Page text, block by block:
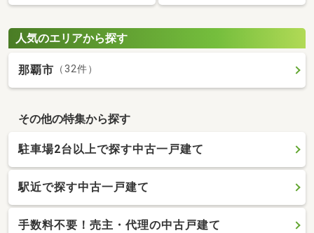
人気のエリアから探す
那覇市 （32件）
その他の特集から探す
駐車場2台以上で探す中古一戸建て
駅近で探す中古一戸建て
手数料不要！売主・代理の中古戸建て